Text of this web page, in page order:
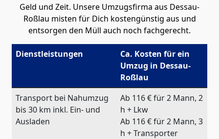
Geld und Zeit. Unsere Umzugsfirma aus Dessau-
Roßlau misten für Dich kostengünstig aus und
entsorgen den Müll auch noch fachgerecht.
Dienstleistungen
Ca. Kosten für ein
Umzug in Dessau-
Roßlau
Transport bei Nahumzug
bis 30 km inkl. Ein- und
Ausladen
Ab 116 € für 2 Mann, 2
h + Lkw
Ab 116 € für 2 Mann, 3
h + Transporter